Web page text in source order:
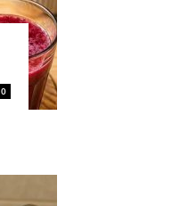
0